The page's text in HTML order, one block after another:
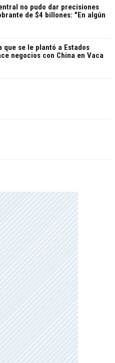
no pudo dar precisiones
de $4 billones: "En algún
que se le plantó a Estados
negocios con China en Vaca